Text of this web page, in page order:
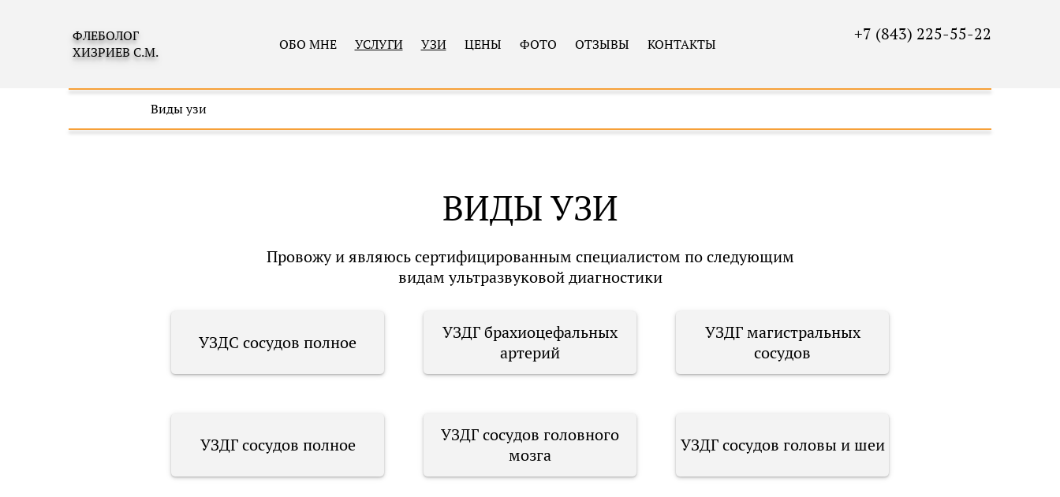
ФЛЕБОЛОГ
ХИЗРИЕВ С.М.
ОБО МНЕ УСЛУГИ УЗИ ЦЕНЫ ФОТО ОТЗЫВЫ КОНТАКТЫ +7 (843) 225-55-22
Виды узи
ВИДЫ УЗИ
Провожу и являюсь сертифицированным специалистом по следующим
видам ультразвуковой диагностики
УЗДС сосудов полное
УЗДГ брахиоцефальных
артерий
УЗДГ магистральных
сосудов
УЗДГ сосудов полное
УЗДГ сосудов головного
мозга
УЗДГ сосудов головы и шеи